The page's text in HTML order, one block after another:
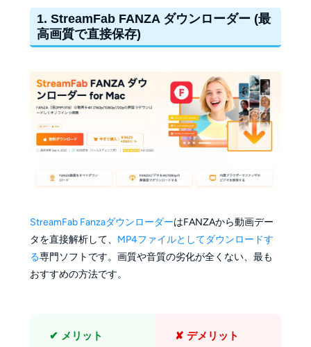
1. StreamFab FANZA ダウンローダー (最
高画質で直接保存)
StreamFab FanzaダウンローダーはFANZAから動画デー
タを直接解析して、 MP4ファイルとしてダウンロードす
る専門ソフトです。画質や音質の劣化が全くない、最も
おすすめの方法です。
✔ メリット ✘ デメリット